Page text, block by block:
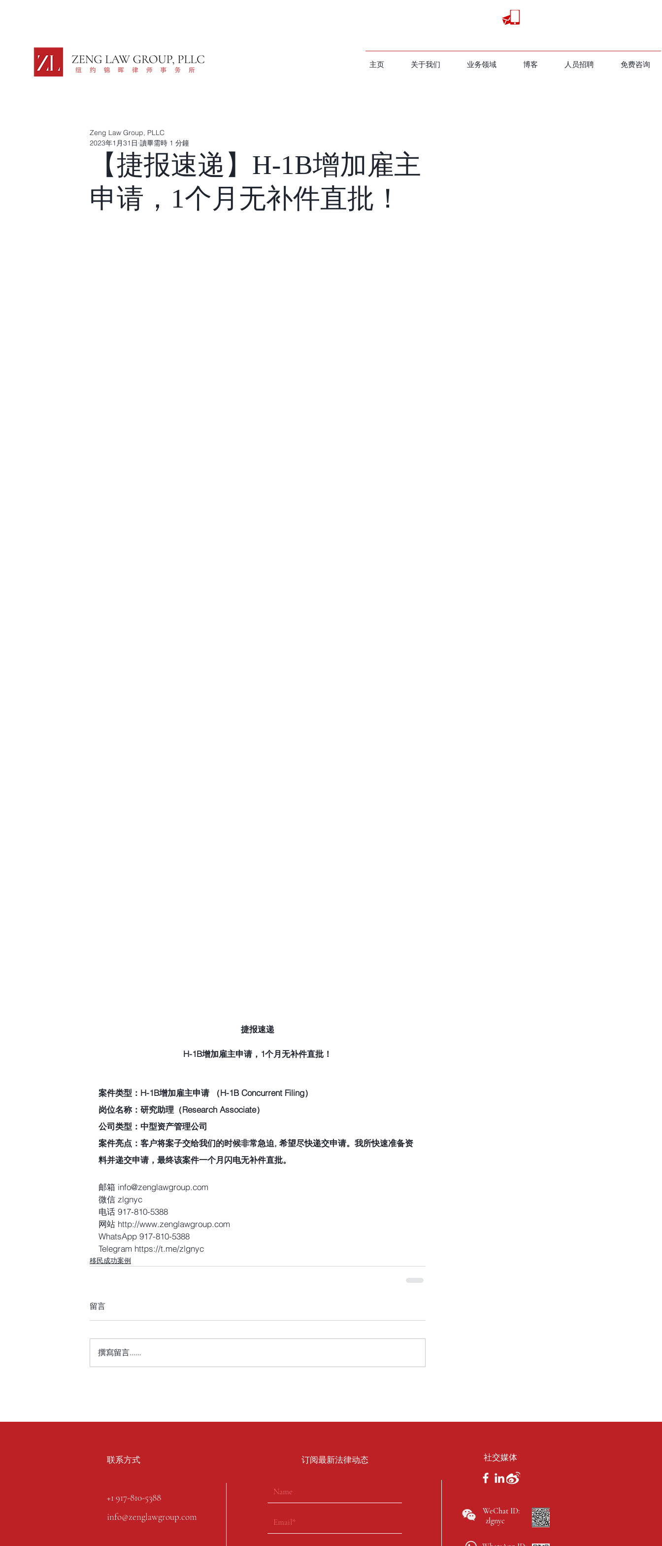
主页 关于我们 业务领域 ​博客 人员招聘 免费咨询
【捷报速递】H-1B增加雇主
申请，1个月无补件直批！
Zeng Law Group, PLLC
2023年1月31日 讀畢需時 1 分鐘
捷报速递
H-1B增加雇主申请，1个月无补件直批！
案件类型：H-1B增加雇主申请 （H-1B Concurrent Filing）
岗位名称：研究助理（Research Associate）
公司类型：中型资产管理公司
案件亮点：客户将案子交给我们的时候非常急迫, 希望尽快递交申请。我所快速准备资
料并递交申请，最终该案件一个月闪电无补件直批。
邮箱 info@zenglawgroup.com
微信 zlgnyc
电话 917-810-5388
网站 http://www.zenglawgroup.com
WhatsApp 917-810-5388
Telegram https://t.me/zlgnyc
移民成功案例
留言
撰寫留言......
联系方式 ​订阅最新法律动态 社交媒体
+1 917-810-5388
info@zenglawgroup.com
WeChat ID:
zlgnyc